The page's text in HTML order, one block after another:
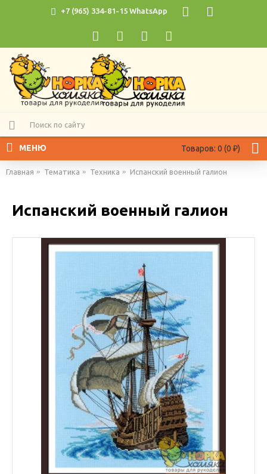
+7 (965) 334-81-15 WhatsApp
Товаров: 0 (0 ₽)
МЕНЮ
Главная Тематика Техника Испанский военный галион
Испанский военный галион